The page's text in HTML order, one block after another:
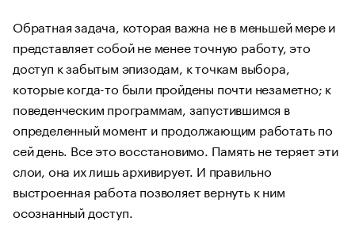
Обратная задача, которая важна не в меньшей мере и
представляет собой не менее точную работу, это
доступ к забытым эпизодам, к точкам выбора,
которые когда-то были пройдены почти незаметно; к
поведенческим программам, запустившимся в
определенный момент и продолжающим работать по
сей день. Все это восстановимо. Память не теряет эти
слои, она их лишь архивирует. И правильно
выстроенная работа позволяет вернуть к ним
осознанный доступ.